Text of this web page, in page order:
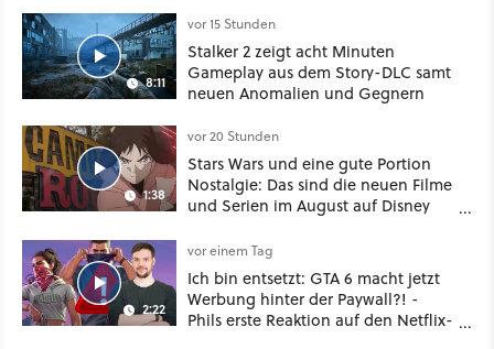
8:11
vor 15 Stunden
Stalker 2 zeigt acht Minuten
Gameplay aus dem Story-DLC samt
neuen Anomalien und Gegnern
1:38
vor 20 Stunden
Stars Wars und eine gute Portion
Nostalgie: Das sind die neuen Filme
und Serien im August auf Disney
2:22
vor einem Tag
Ich bin entsetzt: GTA 6 macht jetzt
Werbung hinter der Paywall?! -
Phils erste Reaktion auf den Netflix-